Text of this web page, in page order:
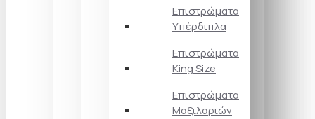
Επιστρώματα
Υπέρδιπλα
Επιστρώματα
King Size
Επιστρώματα
Μαξιλαριών